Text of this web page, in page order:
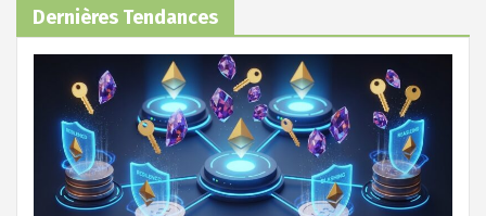
Dernières Tendances